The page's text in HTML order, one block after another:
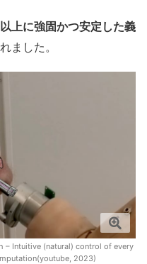
上に強固かつ安定した義
ました。
– Intuitive (natural) control of every
2023)